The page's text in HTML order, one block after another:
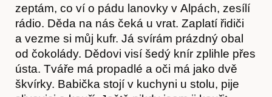
zeptám, co ví o pádu lanovky v Alpách, zesílí
rádio. Děda na nás čeká u vrat. Zaplatí řidiči
a vezme si můj kufr. Já svírám prázdný obal
od čokolády. Dědovi visí šedý knír zplihle přes
ústa. Tváře má propadlé a oči má jako dvě
škvírky. Babička stojí v kuchyni u stolu, pije